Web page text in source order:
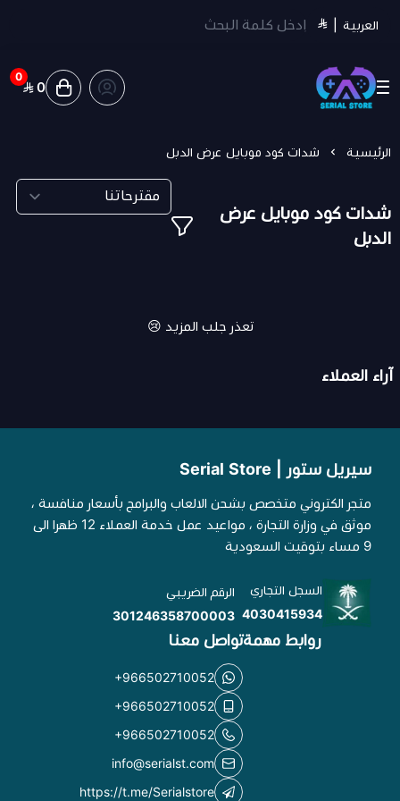
العربية
سيريل ستور | Serial Store
0
0
الرئيسية شدات كود موبايل عرض الدبل
شدات كود موبايل عرض
الدبل
تعذر جلب المزيد 😢
آراء العملاء
سيريل ستور | Serial Store
متجر الكتروني متخصص بشحن الالعاب والبرامج بأسعار منافسة ،
موثق في وزارة التجارة ، مواعيد عمل خدمة العملاء 12 ظهرا الى
9 مساء بتوقيت السعودية
السجل التجاري
4030415934
الرقم الضريبي
301246358700003
روابط مهمةتواصل معنا
+966502710052
+966502710052
+966502710052
info@serialst.com
https://t.me/Serialstore